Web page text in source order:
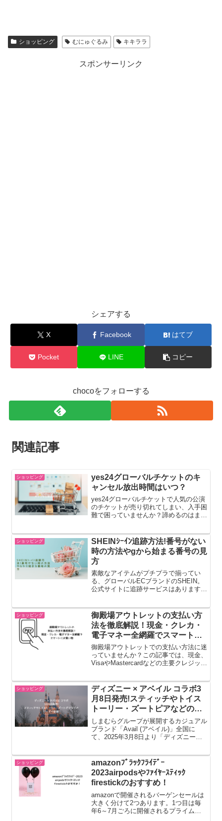
ショッピング むにゅぐるみ キキララ
スポンサーリンク
シェアする
X Facebook はてブ
Pocket LINE コピー
chocoをフォローする
関連記事
ショッピング
yes24グローバルチケットのキ
ャンセル放出時間はいつ？
yes24グローバルチケットで人気の公演
のチケットが売り切れてしまい、入手困
難で困っていませんか？諦めるのはまだ
るチャンスがあります。この記事では、
yes24グローバル...
ショッピング
SHEINｼｰｲﾝ追跡方法!番号がない
時の方法やgから始まる番号の見
方
素敵なアイテムがプチプラで揃ってい
る、グローバルECブランドのSHEIN。
公式サイトに追跡サービスはあります
こで今回の記事では、SHEINで注文し
た商品の追跡方法につい...
ショッピング
御殿場アウトレットの支払い方
法を徹底解説！現金・クレカ・
電子マネー全網羅でスマートに
お買い物
御殿場アウトレットでの支払い方法に迷
っていませんか？この記事では、現金、
VisaやMastercardなどの主要クレジット
で、御殿場アウトレットで利用可能なす
べて...
ショッピング
ディズニー × アベイル コラボ3
月8日発売!スティッチやトイス
トーリー・ズートピアなどのグ
ッズが登場!
しまむらグループが展開するカジュアル
ブランド「Avail (アベイル)」全国に
て、2025年3月8日より「ディズニー」
イストーリー・ピーターパンなどの人気
作品に登場する...
ショッピング
amazonﾌﾞﾗｯｸﾌﾗｲﾃﾞｰ
2023airpodsやﾌｧｲﾔｰｽﾃｨｯｸ
firestickのおすすめ！
amazonで開催されるバーゲンセールは
大きく分けて2つあります。1つ目は毎
年6～7月ごろに開催されるプライム